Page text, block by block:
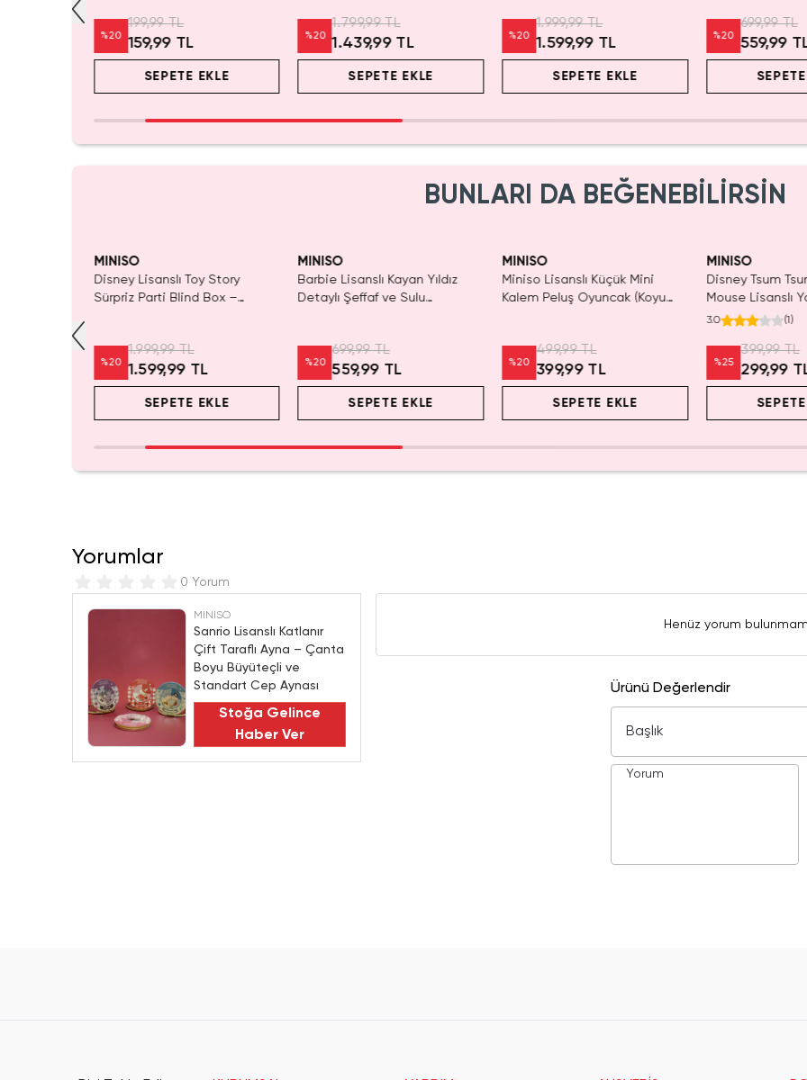
%20
199,99 TL
159,99 TL
SEPETE EKLE
%20
1.799,99 TL
1.439,99 TL
SEPETE EKLE
%20
1.999,99 TL
1.599,99 TL
SEPETE EKLE
%20
699,99 TL
559,99
BUNLARI DA BEĞENEBİLİRSİN
MINISO
Disney Lisanslı Toy Story
Sürpriz Parti Blind Box –
%20
1.999,99 TL
1.599,99 TL
SEPETE EKLE
MINISO
Barbie Lisanslı Kayan Yıldız
Detaylı Şeffaf ve Sulu
%20
699,99 TL
559,99 TL
SEPETE EKLE
MINISO
Miniso Lisanslı Küçük Mini
Kalem Peluş Oyuncak (Koyu
%20
499,99 TL
399,99 TL
SEPETE EKLE
MINISO
Disney Tsum
Mouse Lisanslı
Mini Saklama
3.0 (1)
%25
399,99 TL
299,99
Yorumlar
0 Yorum
MINISO
Sanrio Lisanslı Katlanır
Çift Taraflı Ayna – Çanta
Boyu Büyüteçli ve
Standart Cep Aynası
Stoğa Gelince
Haber Ver
Henüz yorum
Ürünü Değerlendir